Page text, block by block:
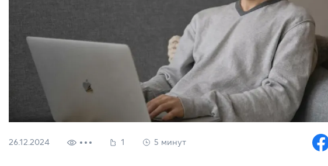
26.12.2024 1 5 минут